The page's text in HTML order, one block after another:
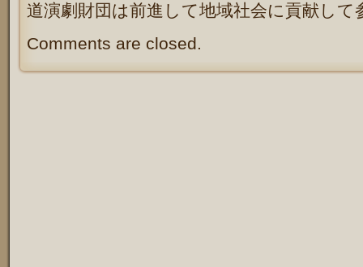
道演劇財団は前進して地域社会に貢献して
Comments are closed.